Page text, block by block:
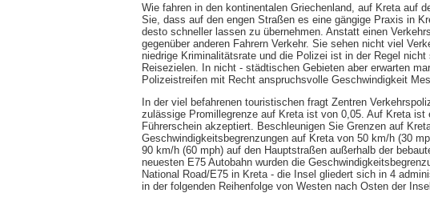
Wie fahren in den kontinentalen Griechenland, auf Kreta auf
Sie, dass auf den engen Straßen es eine gängige Praxis in
desto schneller lassen zu übernehmen. Anstatt einen
gegenüber anderen Fahrern Verkehr. Sie sehen nicht viel
niedrige Kriminalitätsrate und die Polizei ist in der Regel
Reisezielen. In nicht - städtischen Gebieten aber erwarten
Polizeistreifen mit Recht anspruchsvolle Geschwindigkeit
In der viel befahrenen touristischen fragt Zentren
zulässige Promillegrenze auf Kreta ist von 0,05. Auf Kreta ist
Führerschein akzeptiert. Beschleunigen Sie Grenzen auf
Geschwindigkeitsbegrenzungen auf Kreta von 50 km/h (30
90 km/h (60 mph) auf den Hauptstraßen außerhalb der
neuesten E75 Autobahn wurden die
National Road/E75 in Kreta - die Insel gliedert sich in 4
in der folgenden Reihenfolge von Westen nach Osten der